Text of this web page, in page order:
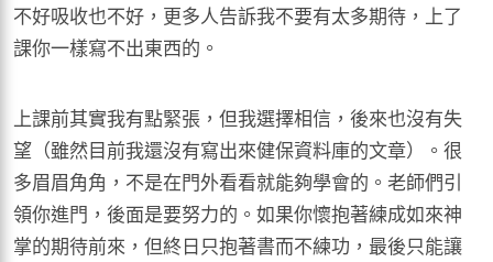
不好吸收也不好，更多人告訴我不要有太多期待，上了
課你一樣寫不出東西的。
上課前其實我有點緊張，但我選擇相信，後來也沒有失
望（雖然目前我還沒有寫出來健保資料庫的文章）。很
多眉眉角角，不是在門外看看就能夠學會的。老師們引
領你進門，後面是要努力的。如果你懷抱著練成如來神
掌的期待前來，但終日只抱著書而不練功，最後只能讓